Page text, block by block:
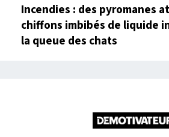
Incendies : des pyromanes
chiffons imbibés de liquide
la queue des chats